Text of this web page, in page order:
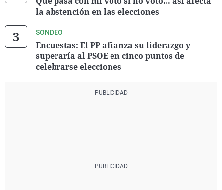
la abstención en las elecciones
SONDEO
Encuestas: El PP afianza su liderazgo y
superaría al PSOE en cinco puntos de
celebrarse elecciones